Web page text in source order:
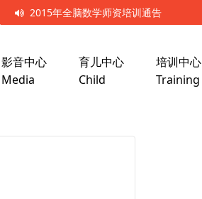
2015年全脑数学师资培训通告
影音中心
Media
育儿中心
Child
培训中心
Training